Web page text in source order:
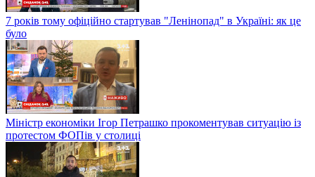
7 років тому офіційно стартував "Ленінопад" в Україні: як це
було
Міністр економіки Ігор Петрашко прокоментував ситуацію із
протестом ФОПів у столиці